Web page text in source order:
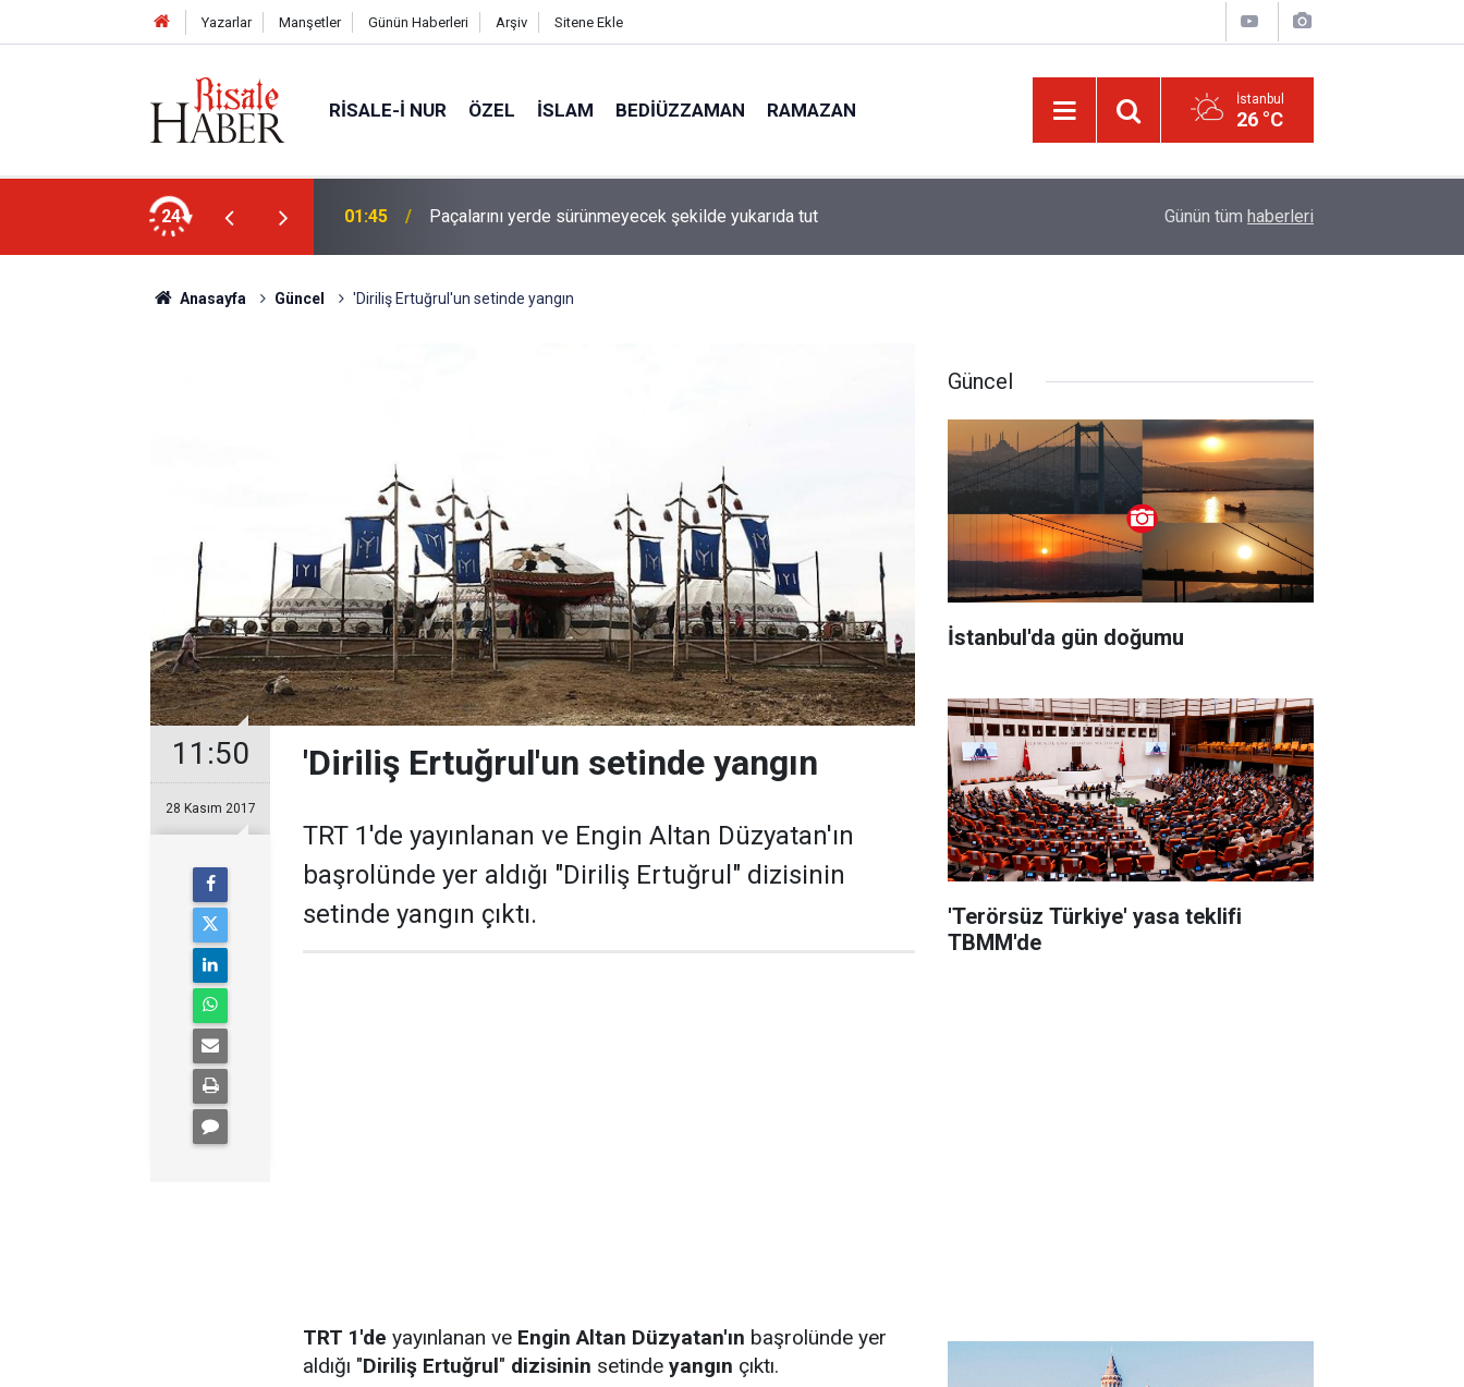
Yazarlar Manşetler Günün Haberleri Arşiv Sitene Ekle
RISALE-I NUR ÖZEL İSLAM BEDIÜZZAMAN RAMAZAN İstanbul
26 °C
24
mahvolmasını düşünmesi, insanın ruhunu
01:45 Paçalarını yerde sürünmeyecek şekilde yukarıda tut Güldüren de O’dur, ağlatan da O’dur, öldüren de
Günün tüm haberleri
Anasayfa Güncel 'Diriliş Ertuğrul'un setinde yangın
11:50
28 Kasım 2017
'Diriliş Ertuğrul'un setinde yangın
TRT 1'de yayınlanan ve Engin Altan Düzyatan'ın
başrolünde yer aldığı "Diriliş Ertuğrul" dizisinin
setinde yangın çıktı.
TRT 1'de yayınlanan ve Engin Altan Düzyatan'ın başrolünde yer
aldığı "Diriliş Ertuğrul" dizisinin setinde yangın çıktı.
Güncel
İstanbul'da gün doğumu
'Terörsüz Türkiye' yasa teklifi
TBMM'de